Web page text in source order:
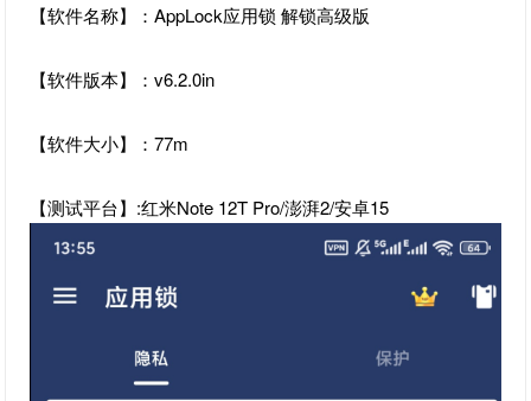
【软件名称】：AppLock应用锁 解锁高级版
【软件版本】：v6.2.0in
【软件大小】：77m
【测试平台】:红米Note 12T Pro/澎湃2/安卓15